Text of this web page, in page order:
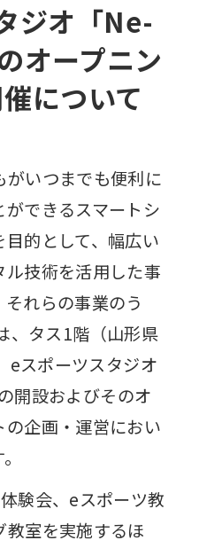
ジオ「Ne-
オープニン
について
いつまでも便利に
できるスマートシ
的として、幅広い
技術を活用した事
れらの事業のう
、タス1階（山形県
eスポーツスタジオ
開設およびそのオ
企画・運営におい
験会、eスポーツ教
室を実施するほ